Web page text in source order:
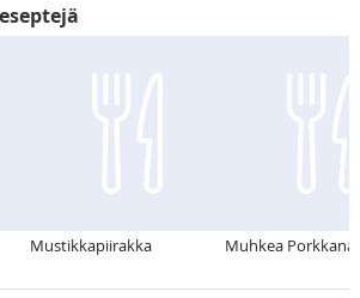
Mustikkapiirakka Muhkea